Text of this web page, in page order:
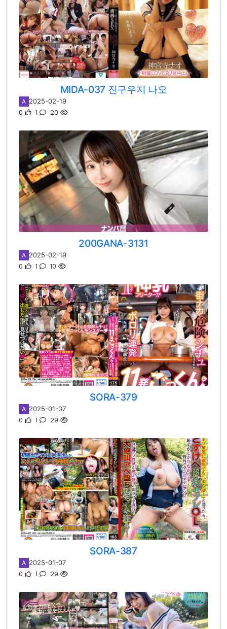
MIDA-037 진구우지 나오
A 2025-02-19
0 1 20
200GANA-3131
A 2025-02-19
0 1 10
SORA-379
A 2025-01-07
0 1 29
SORA-387
A 2025-01-07
0 1 29